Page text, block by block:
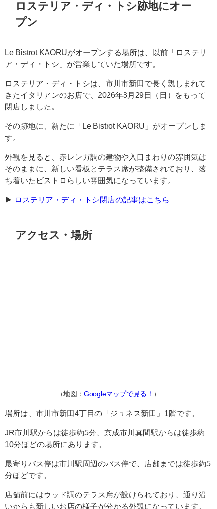
ロステリア・ディ・トシ跡地にオー
プン
Le Bistrot KAORUがオープンする場所は、以前「ロステリ
ア・ディ・トシ」が営業していた場所です。
ロステリア・ディ・トシは、市川市新田で長く親しまれて
きたイタリアンのお店で、2026年3月29日（日）をもって
閉店しました。
その跡地に、新たに「Le Bistrot KAORU」がオープンしま
す。
外観を見ると、赤レンガ調の建物や入口まわりの雰囲気は
そのままに、新しい看板とテラス席が整備されており、落
ち着いたビストロらしい雰囲気になっています。
▶︎ ロステリア・ディ・トシ閉店の記事はこちら
アクセス・場所
（地図： Googleマップで見る！ ）
場所は、市川市新田4丁目の「ジュネス新田」1階です。
JR市川駅からは徒歩約5分、京成市川真間駅からは徒歩約
10分ほどの場所にあります。
最寄りバス停は市川駅周辺のバス停で、店舗までは徒歩約5
分ほどです。
店舗前にはウッド調のテラス席が設けられており、通り沿
いからも新しいお店の様子が分かる外観になっています。